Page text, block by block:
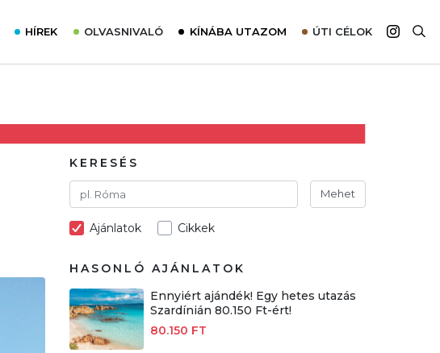
HÍREK OLVASNIVALÓ
Utazómajom – CitySIM kártya a világutazóknak
Élménybeszámolók
Szállodalátogatás
Sajtómegjelenések
KÍNÁBA UTAZOM ÚTI CÉLOK
Afrika
KERESÉS
Mehet
Ajánlatok Cikkek
HASONLÓ AJÁNLATOK
Ennyiért ajándék! Egy hetes utazás
Szardínián 80.150 Ft-ért!
80.150 FT